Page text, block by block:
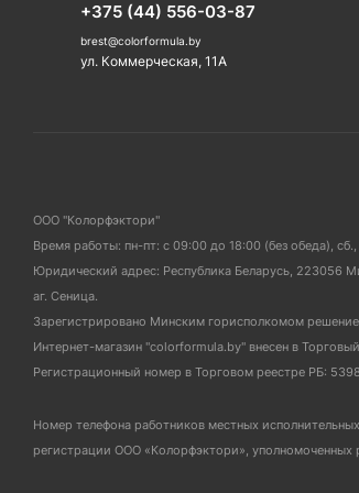
+375 (44) 556-03-87
brest@colorformula.by
ул. Коммерческая, 11А
ООО "Колорфэктори"
Время работы: пн-пт: с 09:00 до 18:00 (без обеда),
Юридический адрес: Республика Беларусь, 223056
аг. Сеница.
Зарегистрировано Минским горисполкомом
Интернет-магазин "colorformula.by" внесен в
Регистрационный номер в Торговом реестре РБ:
Номер телефона работников местных
регистрации ООО «Колорфэктори»,